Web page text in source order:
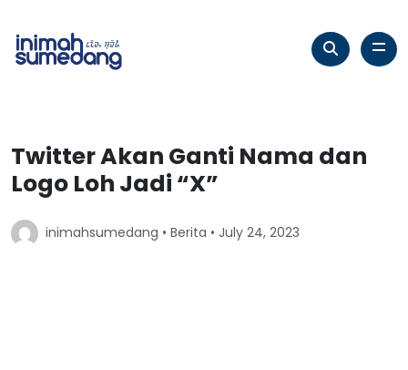
Twitter Akan Ganti Nama dan
Logo Loh Jadi “X”
inimahsumedang • Berita • July 24, 2023